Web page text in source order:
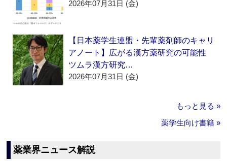
2026年07月31日 (金)
【日本薬学生連盟・先輩薬剤師のキャリ
アノート】広がる漢方薬研究の可能性
ツムラ漢方研究…
2026年07月31日 (金)
もっと見る »
薬学生向け書籍 »
薬業界ニュース解説